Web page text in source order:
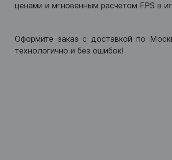
ценами и мгновенным расчетом FPS в
Оформите заказ с доставкой по
технологично и без ошибок!